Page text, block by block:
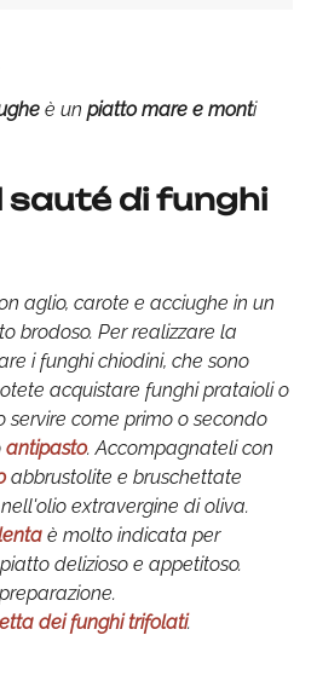
è un piatto mare e monti
sauté di funghi
aglio, carote e acciughe in un
brodoso. Per realizzare la
i funghi chiodini, che sono
acquistare funghi prataioli o
servire come primo o secondo
antipasto. Accompagnateli con
abbrustolite e bruschettate
nell'olio extravergine di oliva.
è molto indicata per
delizioso e appetitoso.
dei funghi trifolati.